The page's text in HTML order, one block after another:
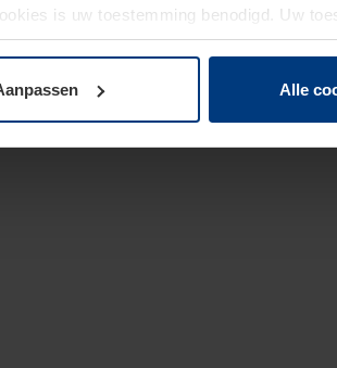
is uw toestemming benodigd. Uw
op onze website wijzigen of
Alle